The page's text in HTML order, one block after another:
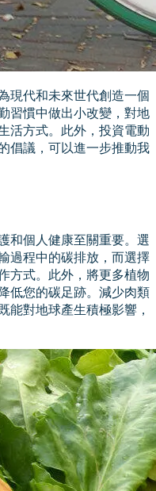
現代和未來世代創造一個
習慣中做出小改變，對地
活方式。此外，投資電動
倡議，可以進一步推動我
和個人健康至關重要。選
過程中的碳排放，而選擇
方式。此外，將更多植物
低您的碳足跡。減少肉類
能對地球產生積極影響，